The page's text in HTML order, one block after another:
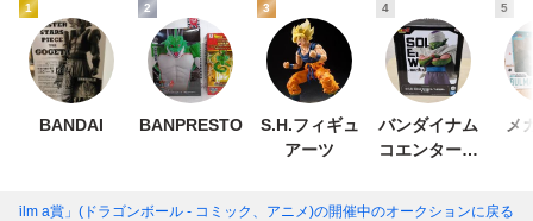
1
BANDAI
2
BANPRESTO
3
S.H.フィギュ
アーツ
4
バンダイナム
コエンターテ
5
メ
film a賞」(ドラゴンボール - コミック、アニメ)の開催中のオークションに戻る